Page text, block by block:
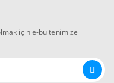
için e-bültenimize